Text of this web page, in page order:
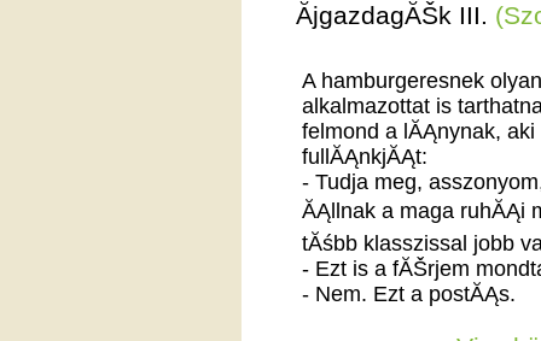
ĂjgazdagĂŠk III.
A hamburgeresnek
alkalmazottat is
felmond a lĂĄnynak,
fullĂĄnkjĂĄt:
- Tudja meg,
ĂĄllnak a maga ruhĂĄi
tĂśbb klasszissal jobb
- Ezt is a fĂŠrjem
- Nem. Ezt a postĂĄs.